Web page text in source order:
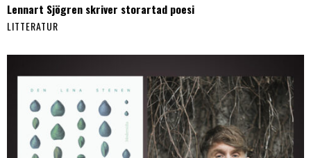
Lennart Sjögren skriver storartad poesi
LITTERATUR